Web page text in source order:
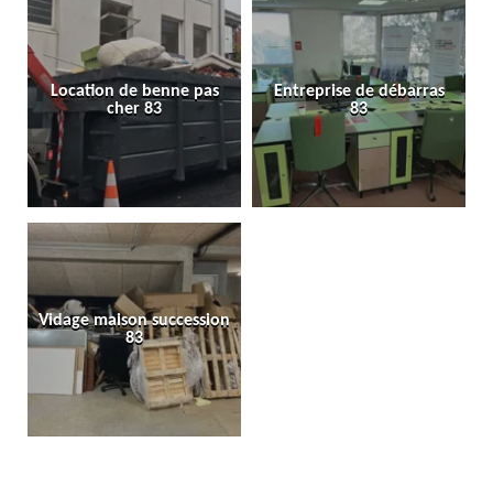
Location de benne pas
cher 83
Entreprise de débarras
83
Vidage maison succession
83